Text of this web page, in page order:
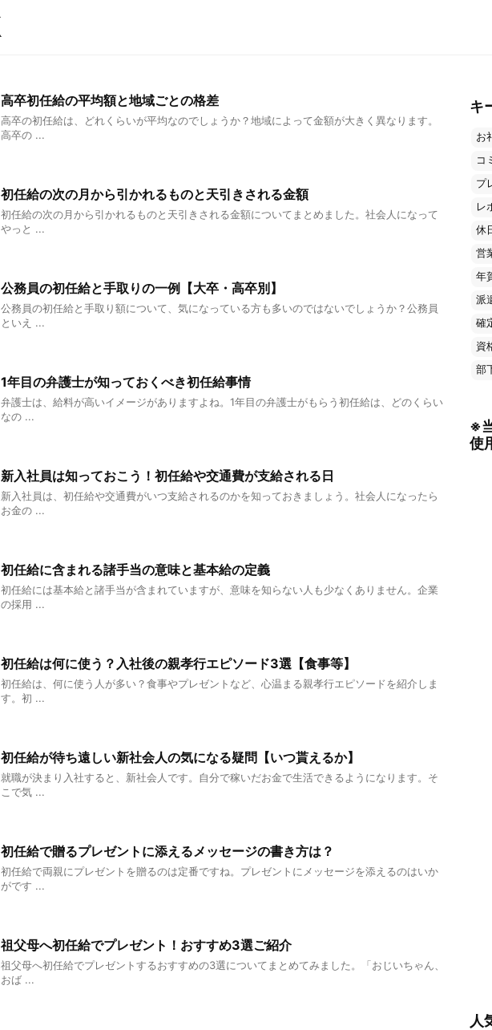
高卒初任給の平均額と地域ごとの格差
高卒の初任給は、どれくらいが平均なのでしょうか？地域によって金額が大きく異なります。
高卒の ...
初任給の次の月から引かれるものと天引きされる金額
初任給の次の月から引かれるものと天引きされる金額についてまとめました。社会人になって
やっと ...
公務員の初任給と手取りの一例【大卒・高卒別】
公務員の初任給と手取り額について、気になっている方も多いのではないでしょうか？公務員
といえ ...
1年目の弁護士が知っておくべき初任給事情
弁護士は、給料が高いイメージがありますよね。1年目の弁護士がもらう初任給は、どのくらい
なの ...
新入社員は知っておこう！初任給や交通費が支給される日
新入社員は、初任給や交通費がいつ支給されるのかを知っておきましょう。社会人になったら
お金の ...
初任給に含まれる諸手当の意味と基本給の定義
初任給には基本給と諸手当が含まれていますが、意味を知らない人も少なくありません。企業
の採用 ...
初任給は何に使う？入社後の親孝行エピソード3選【食事等】
初任給は、何に使う人が多い？食事やプレゼントなど、心温まる親孝行エピソードを紹介しま
す。初 ...
初任給が待ち遠しい新社会人の気になる疑問【いつ貰えるか】
就職が決まり入社すると、新社会人です。自分で稼いだお金で生活できるようになります。そ
こで気 ...
初任給で贈るプレゼントに添えるメッセージの書き方は？
初任給で両親にプレゼントを贈るのは定番ですね。プレゼントにメッセージを添えるのはいか
がです ...
祖父母へ初任給でプレゼント！おすすめ3選ご紹介
祖父母へ初任給でプレゼントするおすすめの3選についてまとめてみました。「おじいちゃん、
おば ...
キ
お
コ
プ
レ
休
営
年
派
確
資
部
※
使
人